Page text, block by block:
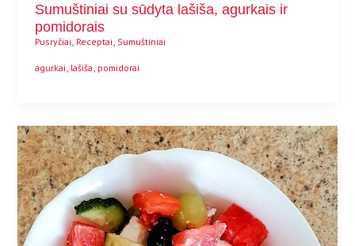
Sumuštiniai su sūdyta lašiša, agurkais ir
pomidorais
Pusryčiai Receptai Sumuštiniai
agurkai, lašiša, pomidorai